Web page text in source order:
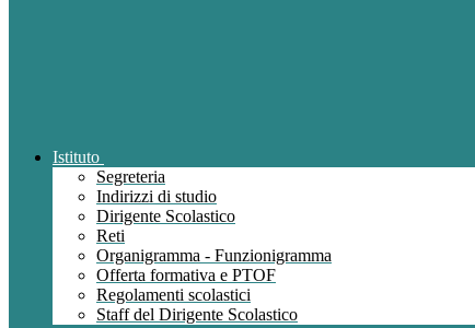
Istituto
Segreteria
Indirizzi di studio
Dirigente Scolastico
Reti
Organigramma - Funzionigramma
Offerta formativa e PTOF
Regolamenti scolastici
Staff del Dirigente Scolastico